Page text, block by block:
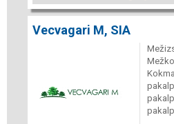
Vecvagari M, SIA